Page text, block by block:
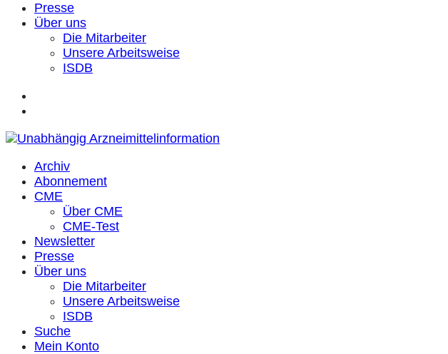
Presse
Über uns
Die Mitarbeiter
Unsere Arbeitsweise
ISDB
Archiv
Abonnement
CME
Über CME
CME-Test
Newsletter
Presse
Über uns
Die Mitarbeiter
Unsere Arbeitsweise
ISDB
Suche
Mein Konto